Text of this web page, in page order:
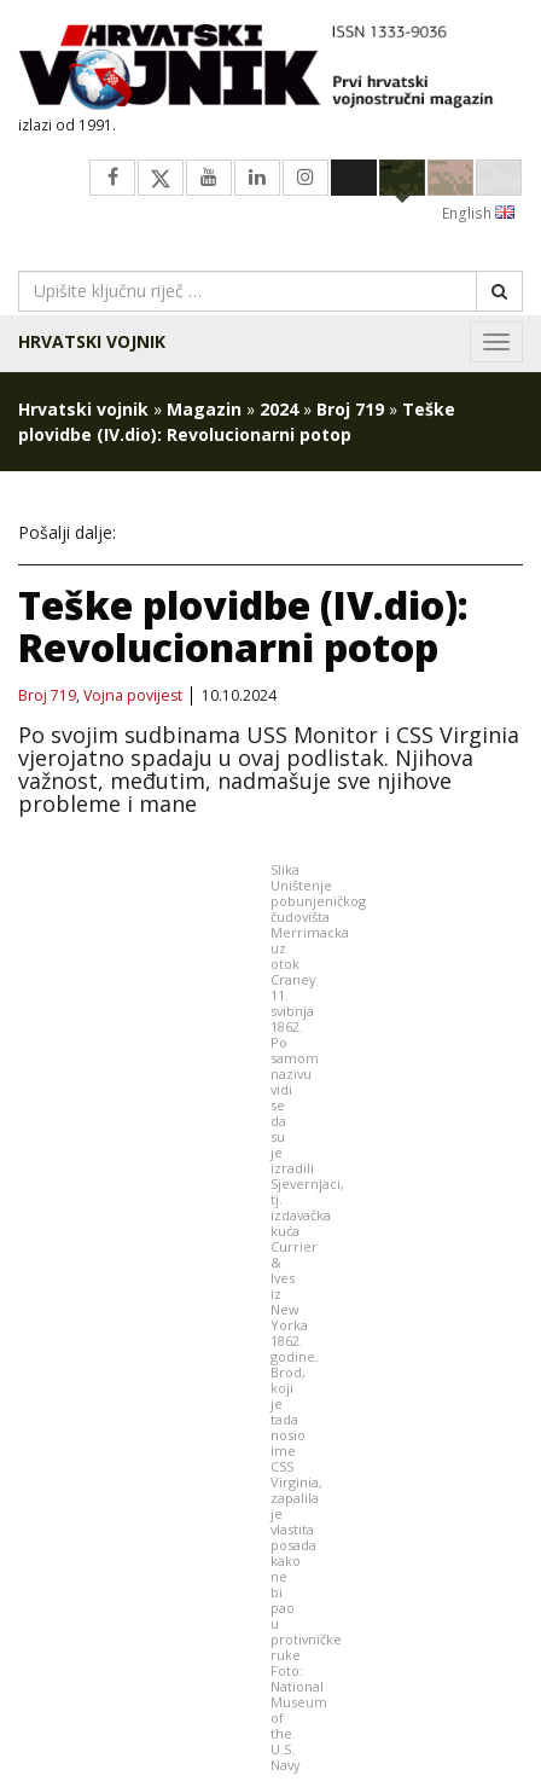
izlazi od 1991.
English
HRVATSKI VOJNIK
Hrvatski vojnik » Magazin » 2024» Broj 719» Teške
plovidbe (IV.dio): Revolucionarni potop
Pošalji dalje:
Teške plovidbe (IV.dio):
Revolucionarni potop
Broj 719,Vojna povijest 10.10.2024
Po svojim sudbinama USS Monitor i CSS Virginia
vjerojatno spadaju u ovaj podlistak. Njihova
važnost, međutim, nadmašuje sve njihove
probleme i mane
Slika
Uništenje
pobunjeničkog
čudovišta
Merrimacka
uz
otok
Craney
11.
svibnja
1862.
Po
samom
nazivu
vidi
se
da
su
je
izradili
Sjevernjaci,
tj.
izdavačka
kuća
Currier
&
Ives
iz
New
Yorka
1862.
godine.
Brod,
koji
je
tada
nosio
ime
CSS
Virginia,
zapalila
je
vlastita
posada
kako
ne
bi
pao
u
protivničke
ruke
Foto:
National
Museum
of
the
U.S.
Navy